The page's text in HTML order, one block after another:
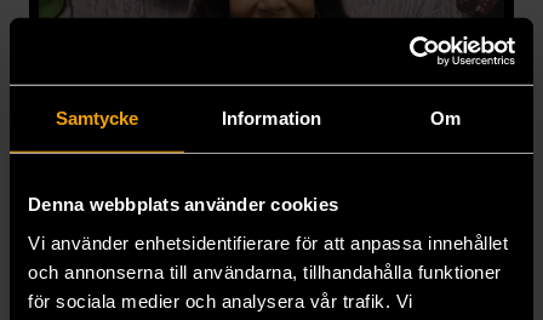
Samtycke Information Om
Denna webbplats använder cookies
Vi använder enhetsidentifierare för att anpassa innehållet
och annonserna till användarna, tillhandahålla funktioner
för sociala medier och analysera vår trafik. Vi